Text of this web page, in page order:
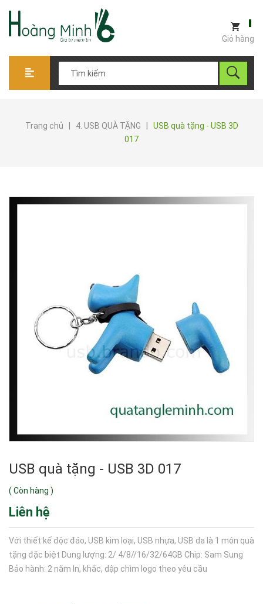
Giỏ hàng
Trang chủ 4. USB QUÀ TẶNG
USB quà tặng - USB 3D
017
USB quà tặng - USB 3D 017
( Còn hàng )
Liên hệ
Với thiết kế độc đáo, USB kim loại, USB nhựa, USB da là 1 món quà
tặng đặc biệt Dung lượng: 2/ 4/8//16/32/64GB Chip: Sam Sung
Bảo hành: 2 năm In, khắc, dập chìm logo theo yêu cầu